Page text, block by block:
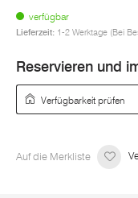
verfügbar
Lieferzeit: 1-2 Werktage (Bei
Reservieren und
Auf die Merkliste